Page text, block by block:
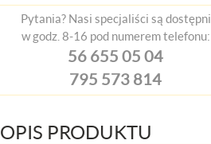
Pytania? Nasi specjaliści są dostępni
w godz. 8-16 pod numerem telefonu:
56 655 05 04
795 573 814
OPIS PRODUKTU